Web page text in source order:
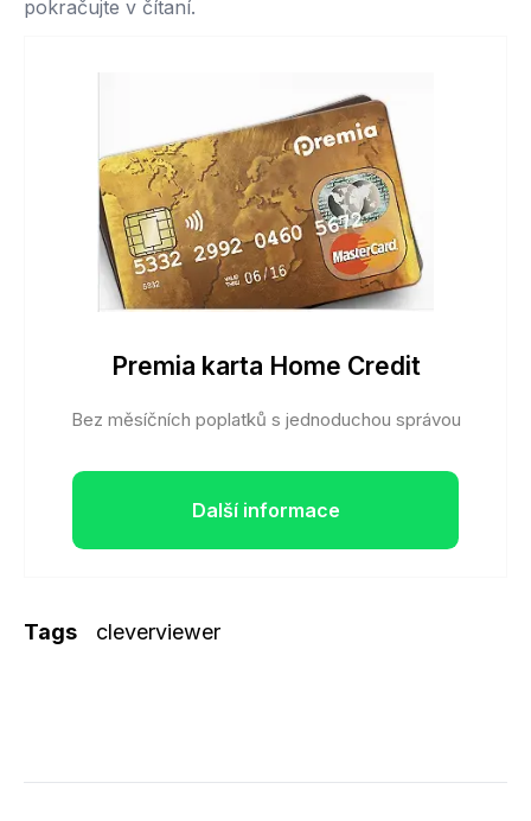
pokračujte v čítaní.
Premia karta Home Credit
Bez měsíčních poplatků s jednoduchou správou
Další informace
Tags cleverviewer